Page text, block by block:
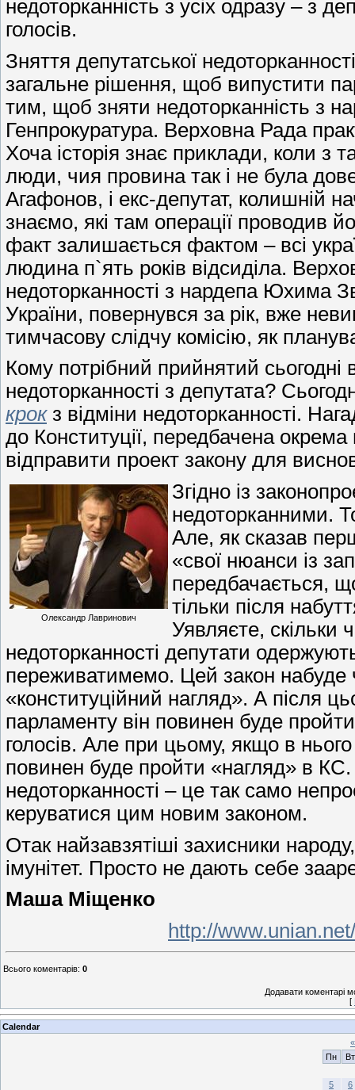
недоторканність з усіх одразу – з
голосів.
Зняття депутатської
загальне рішення, щоб випустити
тим, щоб зняти недоторканність з
Генпрокуратура. Верховна Рада
Хоча історія знає приклади, коли з
люди, чия провина так і не була
Агафонов, і екс-депутат, колишній
знаємо, які там операції проводив
факт залишається фактом – всі
людина п`ять років відсиділа.
недоторканності з нардепа Юхима
України, повернувся за рік, вже
тимчасову слідчу комісію, як
Кому потрібний прийнятий сьогодні
недоторканності з депутата?
крокз відміни недоторканності.
до Конституції, передбачена
відправити проект закону для
Олександр Лавринович
Згідно із
недоторканними.
Але, як сказав
«свої нюанси із
передбачається,
тільки після
Уявляєте, скільки
недоторканності депутати
переживатимемо. Цей закон набуде
«конституційний нагляд». А після
парламенту він повинен буде
голосів. Але при цьому, якщо в
повинен буде пройти «нагляд» в
недоторканності – це так само
керуватися цим новим законом.
Отак найзавзятіші захисники
імунітет. Просто не дають себе
Маша Міщенко
http://
Всього коментарів: 0
Додавати коментарі
[
Calendar
«
Пн
Вт
5
6